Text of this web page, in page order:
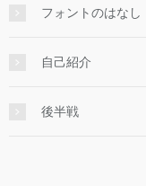
フォントのはなし
自己紹介
後半戦